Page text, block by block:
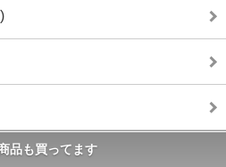
品も買ってます